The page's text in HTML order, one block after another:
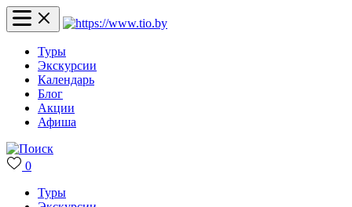
Туры
Экскурсии
Календарь
Блог
Акции
Афиша
0
Туры